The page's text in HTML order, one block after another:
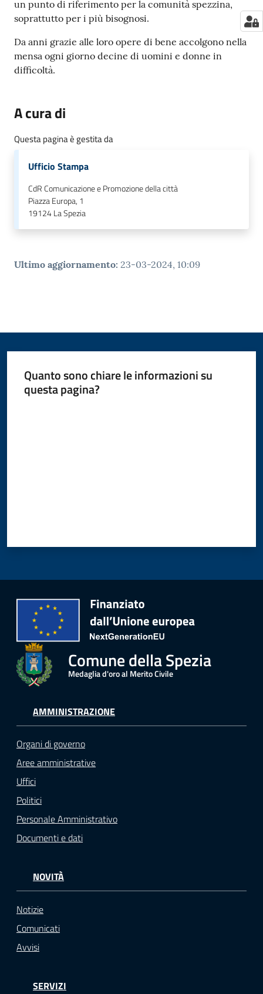
un punto di riferimento per la comunità spezzina,
soprattutto per i più bisognosi.
Da anni grazie alle loro opere di bene accolgono nella
mensa ogni giorno decine di uomini e donne in
difficoltà.
A cura di
Questa pagina è gestita da
Ufficio Stampa
CdR Comunicazione e Promozione della città
Piazza Europa, 1
19124La Spezia
Ultimo aggiornamento: 23-03-2024, 10:09
Quanto sono chiare le informazioni su
questa pagina?
Comune della Spezia
Medaglia d'oro al Merito Civile
AMMINISTRAZIONE
Organi di governo
Aree amministrative
Uffici
Politici
Personale Amministrativo
Documenti e dati
NOVITÀ
Notizie
Comunicati
Avvisi
SERVIZI